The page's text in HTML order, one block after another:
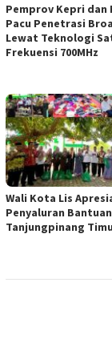
Pemprov Kepri dan
Pacu Penetrasi
Lewat Teknologi
Frekuensi 700MHz
Wali Kota Lis
Penyaluran
Tanjungpinang